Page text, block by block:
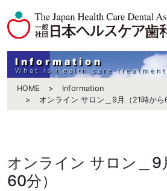
Information
What is health care
HOME
Information
オンライン サロン＿9月（21時から
オンライン サロン＿9
60分）